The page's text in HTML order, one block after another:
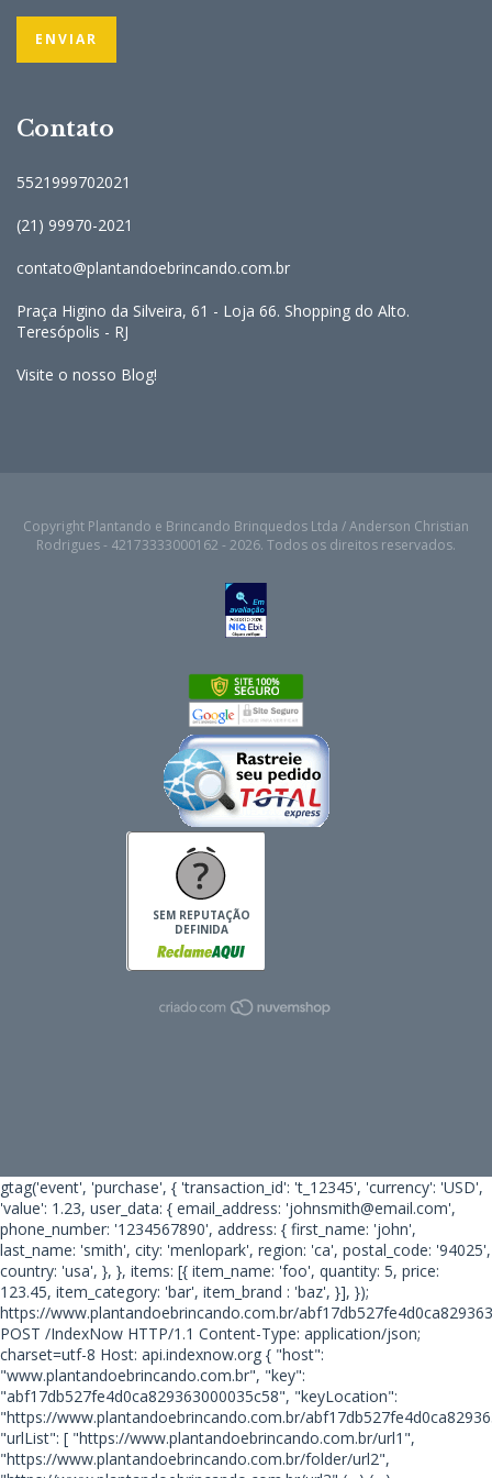
Contato
5521999702021
(21) 99970-2021
contato@plantandoebrincando.com.br
Praça Higino da Silveira, 61 - Loja 66. Shopping do Alto.
Teresópolis - RJ
Visite o nosso Blog!
Copyright Plantando e Brincando Brinquedos Ltda / Anderson Christian
Rodrigues - 42173333000162 - 2026. Todos os direitos reservados.
SEM REPUTAÇÃO
DEFINIDA
gtag('event', 'purchase', { 'transaction_id': 't_12345', 'currency': 'USD',
'value': 1.23, user_data: { email_address: 'johnsmith@email.com',
phone_number: '1234567890', address: { first_name: 'john',
last_name: 'smith', city: 'menlopark', region: 'ca', postal_code: '94025',
country: 'usa', }, }, items: [{ item_name: 'foo', quantity: 5, price:
123.45, item_category: 'bar', item_brand : 'baz', }], });
https://www.plantandoebrincando.com.br/
POST /IndexNow HTTP/1.1 Content-Type: application/json;
charset=utf-8 Host: api.indexnow.org { "host":
"www.plantandoebrincando.com.br", "key":
"abf17db527fe4d0ca829363000035c58", "keyLocation":
"https://www.plantandoebrincando.com.br/
"urlList": [ "https://www.plantandoebrincando.com.br/url1",
"https://www.plantandoebrincando.com.br/folder/url2",